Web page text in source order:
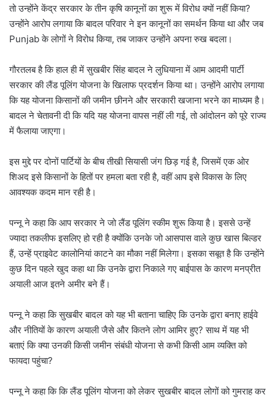
तो उन्होंने केंद्र सरकार के तीन कृषि कानूनों का शुरू में विरोध क्यों नहीं किया?
उन्होंने आरोप लगाया कि बादल परिवार ने इन कानूनों का समर्थन किया था और जब
Punjab के लोगों ने विरोध किया, तब जाकर उन्होंने अपना रुख बदला।
गौरतलब है कि हाल ही में सुखबीर सिंह बादल ने लुधियाना में आम आदमी पार्टी
सरकार की लैंड पूलिंग योजना के खिलाफ प्रदर्शन किया था। उन्होंने आरोप लगाया
कि यह योजना किसानों की जमीन छीनने और सरकारी खजाना भरने का माध्यम है।
बादल ने चेतावनी दी कि यदि यह योजना वापस नहीं ली गई, तो आंदोलन को पूरे राज्य
में फैलाया जाएगा।
इस मुद्दे पर दोनों पार्टियों के बीच तीखी सियासी जंग छिड़ गई है, जिसमें एक ओर
शिअद इसे किसानों के हितों पर हमला बता रही है, वहीं आप इसे विकास के लिए
आवश्यक कदम मान रही है।
पन्नू ने कहा कि आप सरकार ने जो लैंड पूलिंग स्कीम शुरू किया है। इससे उन्हें
ज्यादा तकलीफ इसलिए हो रही है क्योंकि उनके जो आसपास वाले कुछ खास बिल्डर
हैं, उन्हें प्राइवेट कालोनियां काटने का मौका नहीं मिलेगा। इसका सबूत है कि उन्होंने
कुछ दिन पहले खुद कहा था कि उनके द्वारा निकाले गए बाईपास के कारण मनप्रीत
अयाली आज इतने अमीर बने हैं।
पन्नू ने कहा कि सुखबीर बादल को यह भी बताना चाहिए कि उनके द्वारा बनाए हाईवे
और नीतियों के कारण अयाली जैसे और कितने लोग आमिर हुए? साथ में यह भी
बताएं कि क्या उनकी किसी जमीन संबंधी योजना से कभी किसी आम व्यक्ति को
फायदा पहुंचा?
पन्नू ने कहा कि कि लैंड पूलिंग योजना को लेकर सुखबीर बादल लोगों को गुमराह कर